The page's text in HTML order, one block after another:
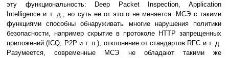
эту функциональность: Deep Packet Inspection, Application
Intelligence и т. д., но суть ее от этого не меняется. МСЭ с такими
функциями способны обнаруживать многие нарушения политики
безопасности, например скрытие в протоколе HTTP запрещенных
приложений (ICQ, P2P и т. п.), отклонение от стандартов RFC и т. д.
Разумеется, современные МСЭ не обладают такими же